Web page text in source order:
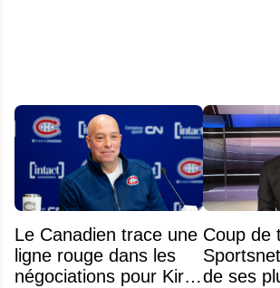
Le Canadien trace une
ligne rouge dans les
négociations pour Kirill
Coup de
de ses